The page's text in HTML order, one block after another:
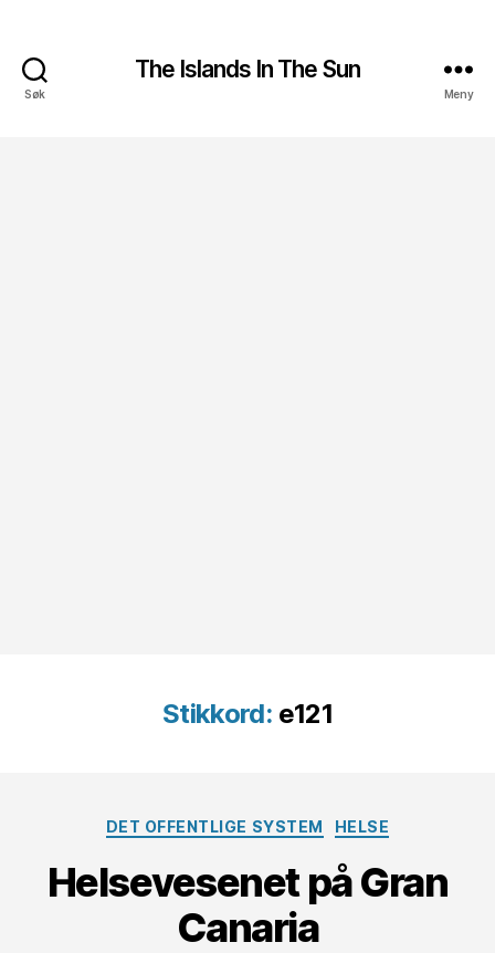
Søk
The Islands In The Sun
Meny
Stikkord: e121
Kategorier
DET OFFENTLIGE SYSTEM HELSE
Helsevesenet på Gran
Canaria